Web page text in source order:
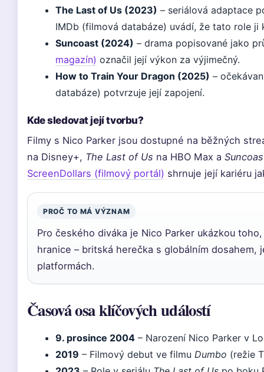
The Last of Us (2023) – seriálová adaptace
IMDb (filmová databáze) uvádí, že tato role ji
Suncoast (2024) – drama popisované jako
magazín) označil její výkon za výjimečný.
How to Train Your Dragon (2025) –
databáze) potvrzuje její zapojení.
Kde sledovat její tvorbu?
Filmy s Nico Parker jsou dostupné na běžných
na Disney+, The Last of Us na HBO Max a
ScreenDollars (filmový portál) shrnuje její kariéru
PROČ TO MÁ VÝZNAM
Pro českého diváka je Nico Parker ukázkou
hranice – britská herečka s globálním
platformách.
Časová osa klíčových událostí
9. prosince 2004 – Narození Nico Parker v
2019 – Filmový debut ve filmu Dumbo (režie